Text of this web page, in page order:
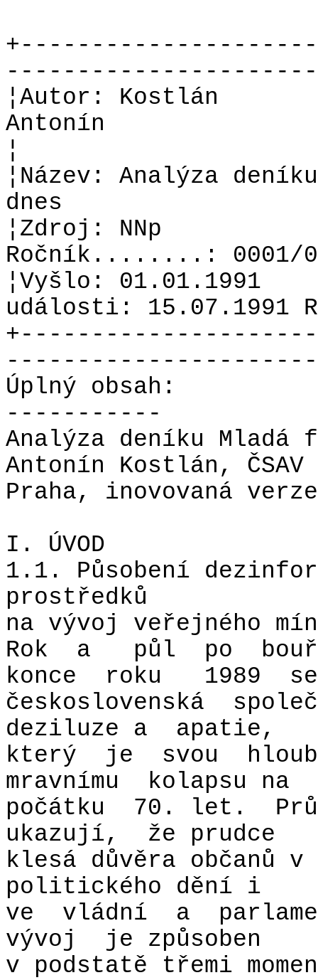
¦Autor: Kostlán
Antonín
¦
¦Název: Analýza
dnes
¦Zdroj: NNp
Ročník........: 0001/
¦Vyšlo: 01.01.1991
události: 15.07.1991
Úplný obsah:
-----------
Analýza deníku Mladá
Antonín Kostlán, ČSAV
Praha, inovovaná
I. ÚVOD
1.1. Působení
prostředků
na vývoj veřejného
Rok
a půl po
konce
roku 1989
se
československá
deziluze a
apatie,
který
je svou
mravnímu
kolapsu na
počátku
70. let.
ukazují,
že prudce
klesá důvěra občanů
politického dění i
ve
vládní a
vývoj
je způsoben
v podstatě třemi